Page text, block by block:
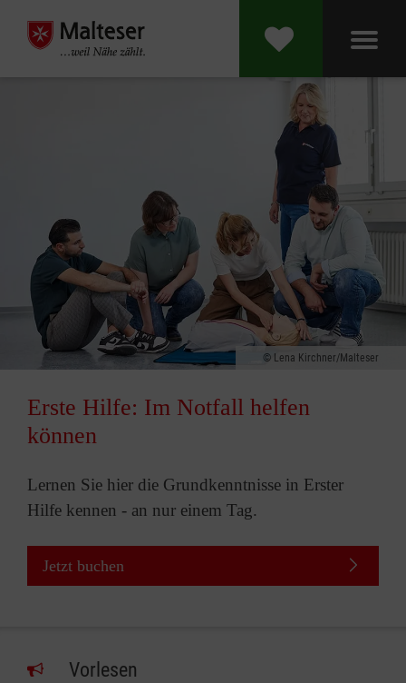
Lena Kirchner/Malteser
Erste Hilfe: Im Notfall helfen
können
Lernen Sie hier die Grundkenntnisse in Erster
Hilfe kennen - an nur einem Tag.
Jetzt buchen
Vorlesen